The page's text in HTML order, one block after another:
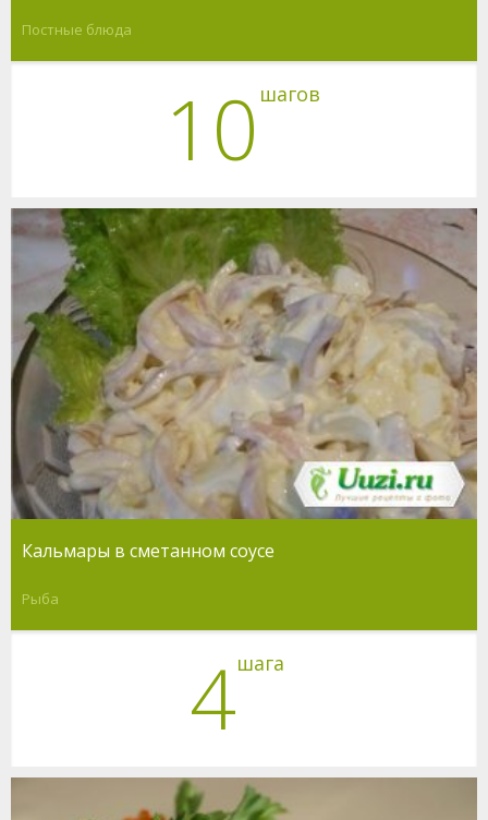
Постные блюда
10 шагов
Кальмары в сметанном соусе
Рыба
4шага